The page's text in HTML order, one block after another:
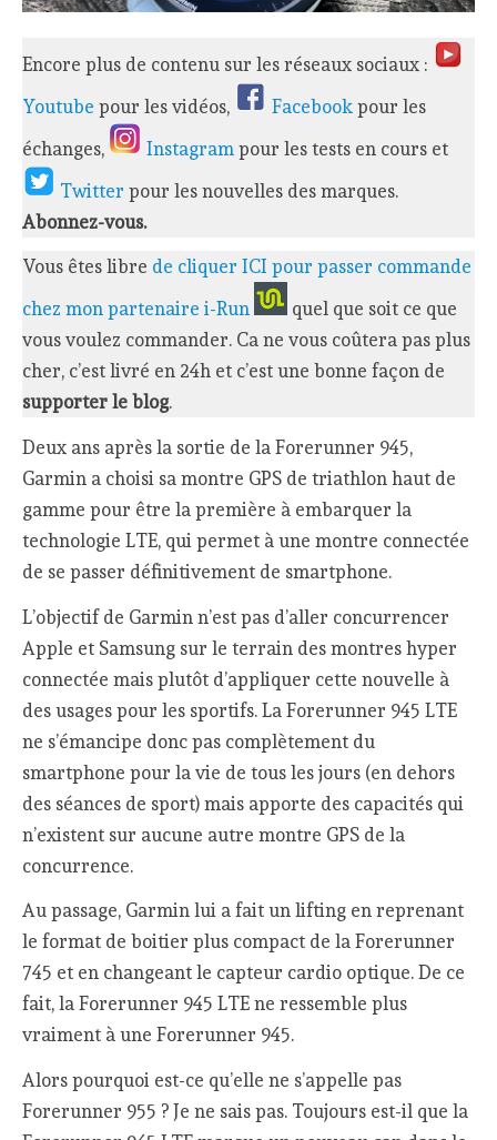
Encore plus de contenu sur les réseaux sociaux :
Youtube pour les vidéos, Facebookpour les
échanges,
Instagrampour les tests en cours et
Twitterpour les nouvelles des marques.
Abonnez-vous.
Vous êtes libre de cliquer ICI pour passer commande
chez mon partenaire i-Run
quel que soit ce que
vous voulez commander. Ca ne vous coûtera pas plus
cher, c’est livré en 24h et c’est une bonne façon de
supporter le blog.
Deux ans après la sortie de la Forerunner 945,
Garmin a choisi sa montre GPS de triathlon haut de
gamme pour être la première à embarquer la
technologie LTE, qui permet à une montre connectée
de se passer définitivement de smartphone.
L’objectif de Garmin n’est pas d’aller concurrencer
Apple et Samsung sur le terrain des montres hyper
connectée mais plutôt d’appliquer cette nouvelle à
des usages pour les sportifs. La Forerunner 945 LTE
ne s’émancipe donc pas complètement du
smartphone pour la vie de tous les jours (en dehors
des séances de sport) mais apporte des capacités qui
n’existent sur aucune autre montre GPS de la
concurrence.
Au passage, Garmin lui a fait un lifting en reprenant
le format de boitier plus compact de la Forerunner
745 et en changeant le capteur cardio optique. De ce
fait, la Forerunner 945 LTE ne ressemble plus
vraiment à une Forerunner 945.
Alors pourquoi est-ce qu’elle ne s’appelle pas
Forerunner 955 ? Je ne sais pas. Toujours est-il que la